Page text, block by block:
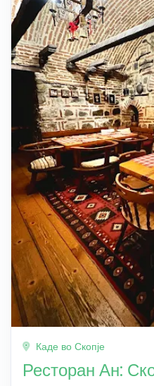
Каде во Скопје
Ресторан Ан: